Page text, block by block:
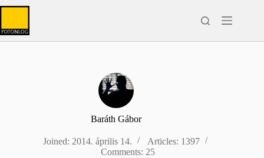
Skip
Baráth Gábor
Joined: 2014. április 14.
Articles: 1397
Comments: 25